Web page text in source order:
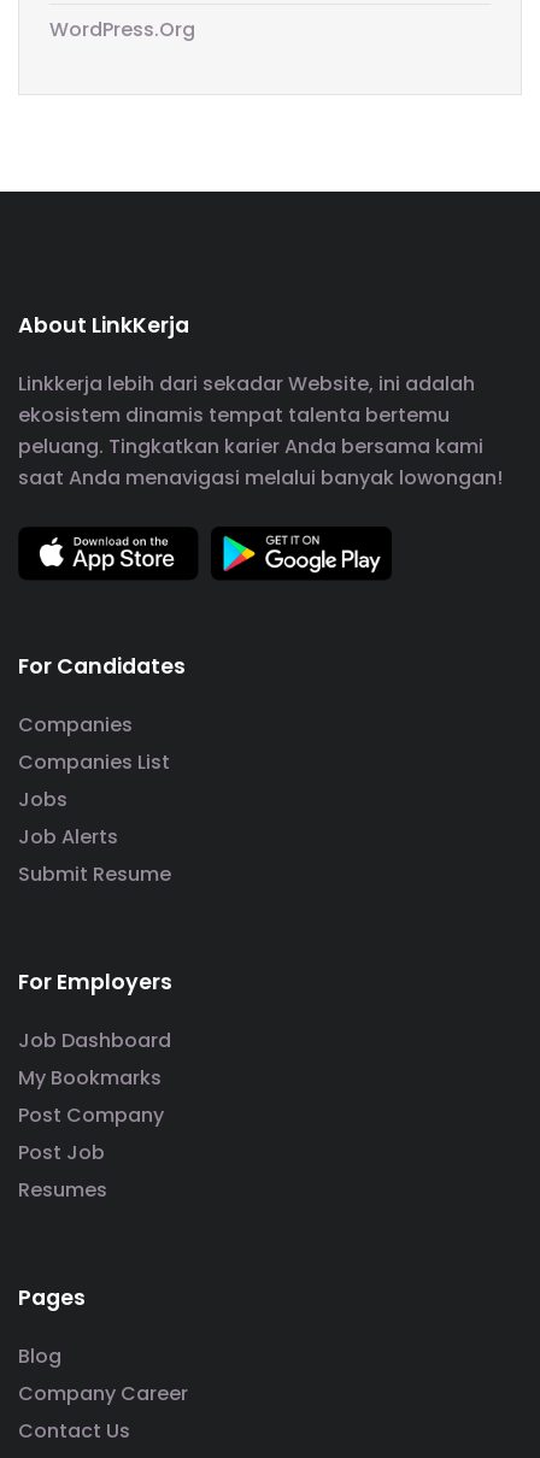
WordPress.org
About LinkKerja
Linkkerja lebih dari sekadar Website, ini adalah
ekosistem dinamis tempat talenta bertemu
peluang. Tingkatkan karier Anda bersama kami
saat Anda menavigasi melalui banyak lowongan!
For Candidates
Companies
Companies List
Jobs
Job Alerts
Submit Resume
For Employers
Job Dashboard
My Bookmarks
Post Company
Post Job
Resumes
Pages
Blog
Company Career
Contact Us